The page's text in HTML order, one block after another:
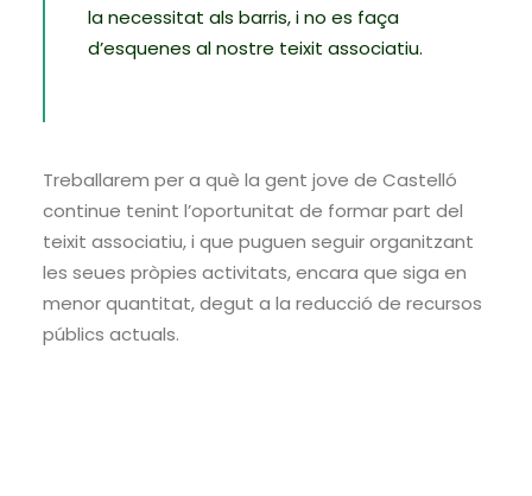
la necessitat als barris, i no es faça
d’esquenes al nostre teixit associatiu.
Treballarem per a què la gent jove de Castelló
continue tenint l’oportunitat de formar part del
teixit associatiu, i que puguen seguir organitzant
les seues pròpies activitats, encara que siga en
menor quantitat, degut a la reducció de recursos
públics actuals.